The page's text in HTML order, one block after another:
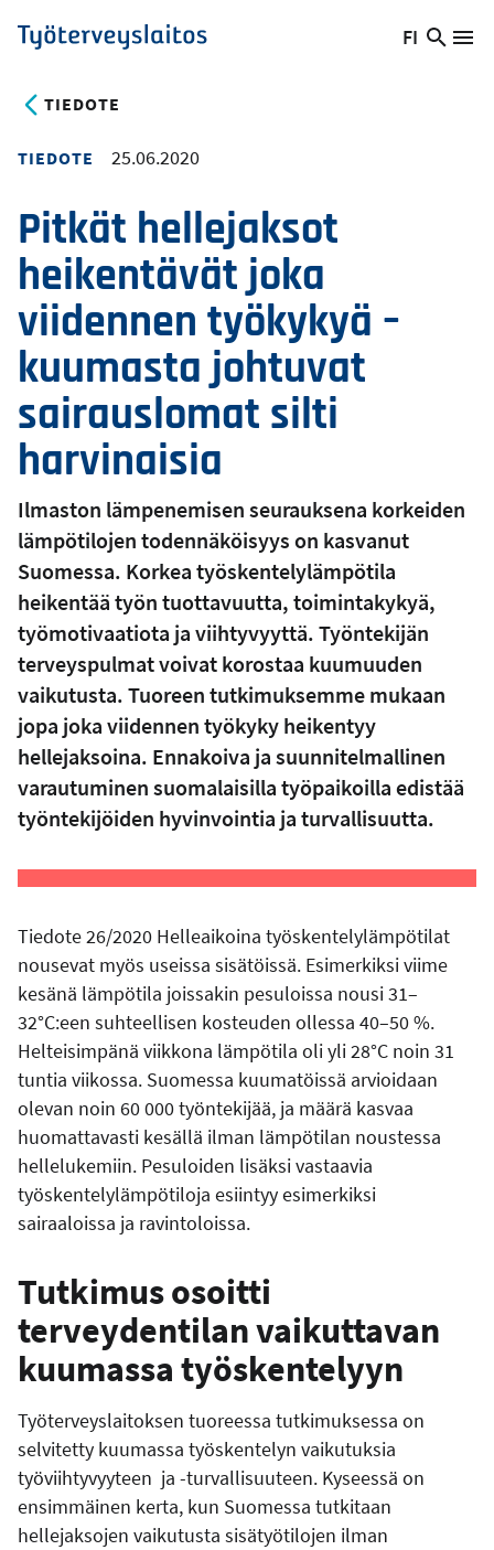
Hyppää
pääsisältöön
Työterveyslaitos
Vaihda
FI
Hae
TIEDOTE
TIEDOTE 25.06.2020
Pitkät hellejaksot
heikentävät joka
viidennen työkykyä –
kuumasta johtuvat
sairauslomat silti
harvinaisia
Ilmaston lämpenemisen seurauksena korkeiden
lämpötilojen todennäköisyys on kasvanut
Suomessa. Korkea työskentelylämpötila
heikentää työn tuottavuutta, toimintakykyä,
työmotivaatiota ja viihtyvyyttä. Työntekijän
terveyspulmat voivat korostaa kuumuuden
vaikutusta. Tuoreen tutkimuksemme mukaan
jopa joka viidennen työkyky heikentyy
hellejaksoina. Ennakoiva ja suunnitelmallinen
varautuminen suomalaisilla työpaikoilla edistää
työntekijöiden hyvinvointia ja turvallisuutta.
Tiedote 26/2020 Helleaikoina työskentelylämpötilat
nousevat myös useissa sisätöissä. Esimerkiksi viime
kesänä lämpötila joissakin pesuloissa nousi 31–
32°C:een suhteellisen kosteuden ollessa 40–50 %.
Helteisimpänä viikkona lämpötila oli yli 28°C noin 31
tuntia viikossa. Suomessa kuumatöissä arvioidaan
olevan noin 60 000 työntekijää, ja määrä kasvaa
huomattavasti kesällä ilman lämpötilan noustessa
hellelukemiin. Pesuloiden lisäksi vastaavia
työskentelylämpötiloja esiintyy esimerkiksi
sairaaloissa ja ravintoloissa.
Tutkimus osoitti
terveydentilan vaikuttavan
kuumassa työskentelyyn
Työterveyslaitoksen tuoreessa tutkimuksessa on
selvitetty kuumassa työskentelyn vaikutuksia
työviihtyvyyteen ja -turvallisuuteen. Kyseessä on
ensimmäinen kerta, kun Suomessa tutkitaan
hellejaksojen vaikutusta sisätyötilojen ilman